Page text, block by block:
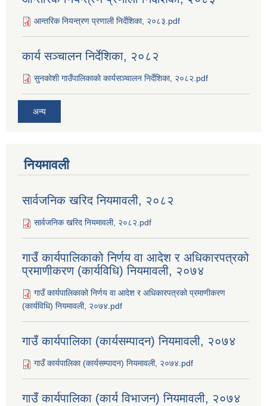
आन्तरिक नियन्त्रण प्रणाली निर्देशिका, २०८३.pdf
कार्य सञ्‍चालन निर्देशिका, २०८२
सुनकोशी गाउँपालिकाको कार्यसञ्‍चालन निर्देशिका, २०८२.pdf
अन्य
नियमावली
सार्वजनिक खरिद नियमावली, २०८२
सार्वजनिक खरिद नियमावली, २०८२.pdf
गाउँ कार्यपालिकाको निर्णय वा आदेश र अधिकारपत्रको
प्रमाणीकरण (कार्यविधि) नियमावली, २०७४
गाउँ कार्यपालिकाको निर्णय वा आदेश र अधिकारपत्रको प्रमाणीकरण
(कार्यविधि) नियमावली, २०७४.pdf
गाउँ कार्यपालिका (कार्यसम्पादन) नियमावली, २०७४
गाउँ कार्यपालिका (कार्यसम्पादन) नियमावली, २०७४.pdf
गाउँ कार्यपालिका (कार्य विभाजन) नियमावली, २०७४